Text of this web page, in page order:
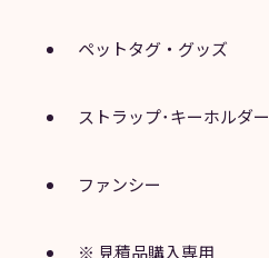
ペットタグ・グッズ
ストラップ･キーホルダー
ファンシー
※ 見積品購入専用